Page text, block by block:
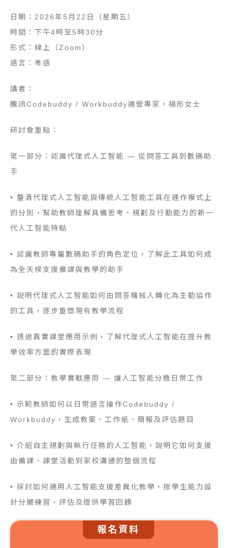
日期：2026年5月22日（星期五）
時間：下午4時至5時30分
形式：線上（Zoom）
語言：粤語
講者：
騰訊Codebuddy / Workbuddy運營專家，楊彤女士
研討會重點：
第一部分：認識代理式人工智能 — 從問答工具到數碼助
手
• 釐清代理式人工智能與傳統人工智能工具在運作模式上
的分別，幫助教師理解具備思考、規劃及行動能力的新一
代人工智能特點
• 認識教師專屬數碼助手的角色定位，了解此工具如何成
為全天候支援備課與教學的助手
• 說明代理式人工智能如何由問答機械人轉化為主動協作
的工具，逐步重塑現有教學流程
• 透過真實課堂應用示例，了解代理式人工智能在提升教
學效率方面的實際表現
第二部分：教學實戰應用 — 讓人工智能分擔日常工作
• 示範教師如何以日常語言操作Codebuddy /
Workbuddy，生成教案、工作紙、簡報及評估題目
• 介紹自主規劃與執行任務的人工智能，說明它如何支援
由備課、課堂活動到家校溝通的整個流程
• 探討如何運用人工智能支援差異化教學，按學生能力設
計分層練習、評估及提供學習回饋
報名資料